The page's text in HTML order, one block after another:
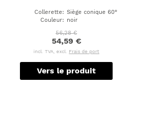
Collerette: Siège conique 60°
Couleur: noir
56,28 €
54,59 €
incl. TVA, excl. Frais de port
Vers le produit